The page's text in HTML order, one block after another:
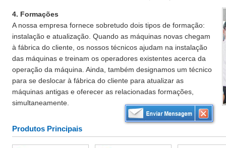
4. Formações
A nossa empresa fornece sobretudo dois tipos de formação:
instalação e atualização. Quando as máquinas novas chegam
à fábrica do cliente, os nossos técnicos ajudam na instalação
das máquinas e treinam os operadores existentes acerca da
operação da máquina. Ainda, também designamos um técnico
para se deslocar à fábrica do cliente para atualizar as
máquinas antigas e oferecer as relacionadas formações,
simultaneamente.
Produtos Principais